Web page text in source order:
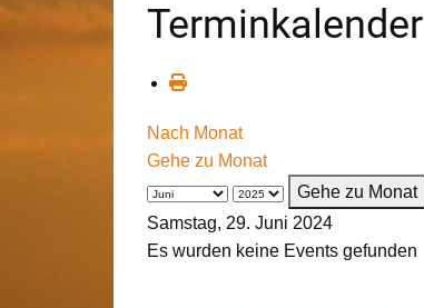
Terminkalender
Nach Monat
Gehe zu Monat
Gehe zu Monat
Samstag, 29. Juni 2024
Es wurden keine Events gefunden